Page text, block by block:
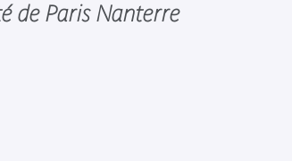
de Paris Nanterre